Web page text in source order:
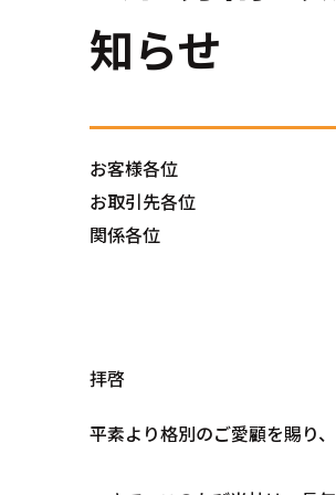
知らせ
お客様各位
お取引先各位
関係各位
拝啓
平素より格別のご愛顧を賜り